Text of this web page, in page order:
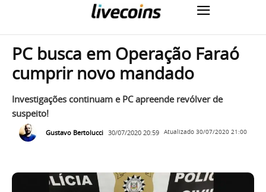
PC busca em Operação Faraó
cumprir novo mandado
Investigações continuam e PC apreende revólver de
suspeito!
Gustavo Bertolucci 30/07/2020 20:59 Atualizado 30/07/2020 21:00